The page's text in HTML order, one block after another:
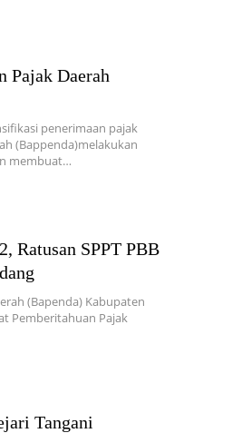
Pajak Daerah
penerimaan pajak
(Bappenda)melakukan
membuat…
Ratusan SPPT PBB
(Bapenda) Kabupaten
Pemberitahuan Pajak
Tangani